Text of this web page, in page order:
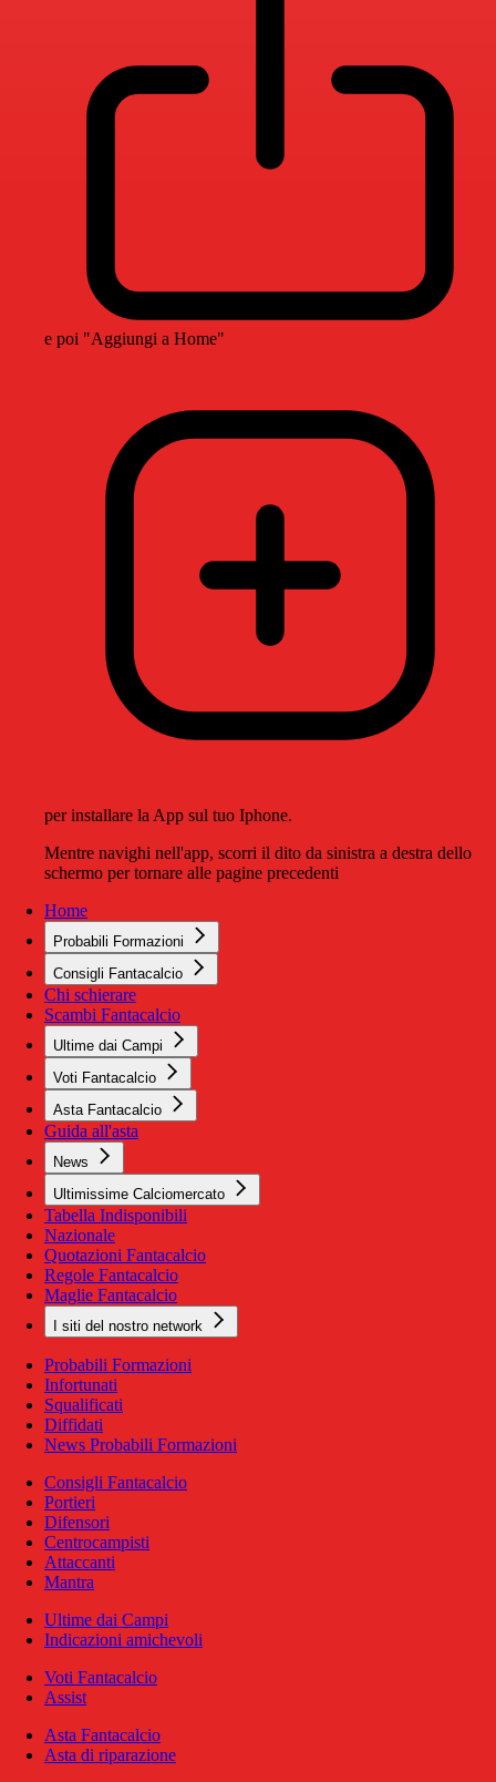
e poi "Aggiungi a Home"
per installare la App sul tuo Iphone.
Mentre navighi nell'app, scorri il dito da sinistra a destra dello
schermo per tornare alle pagine precedenti
Home
Probabili Formazioni
Consigli Fantacalcio
Chi schierare
Scambi Fantacalcio
Ultime dai Campi
Voti Fantacalcio
Asta Fantacalcio
Guida all'asta
News
Ultimissime Calciomercato
Tabella Indisponibili
Nazionale
Quotazioni Fantacalcio
Regole Fantacalcio
Maglie Fantacalcio
I siti del nostro network
Probabili Formazioni
Infortunati
Squalificati
Diffidati
News Probabili Formazioni
Consigli Fantacalcio
Portieri
Difensori
Centrocampisti
Attaccanti
Mantra
Ultime dai Campi
Indicazioni amichevoli
Voti Fantacalcio
Assist
Asta Fantacalcio
Asta di riparazione